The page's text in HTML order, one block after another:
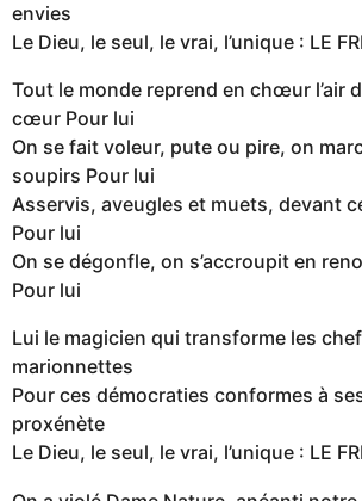
envies
Le Dieu, le seul, le vrai, l’unique : LE
Tout le monde reprend en chœur l’air
cœur Pour lui
On se fait voleur, pute ou pire, on
soupirs Pour lui
Asservis, aveugles et muets, devant
Pour lui
On se dégonfle, on s’accroupit en
Pour lui
Lui le magicien qui transforme les
marionnettes
Pour ces démocraties conformes à
proxénète
Le Dieu, le seul, le vrai, l’unique : LE